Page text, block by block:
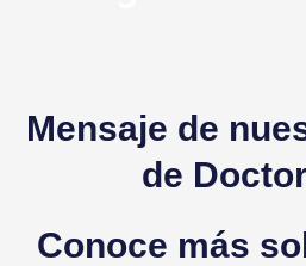
Mensaje de
de
Conoce más